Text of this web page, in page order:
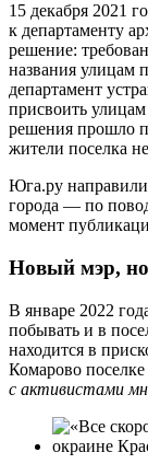
15 декабря 2021
к департаменту
решение:
названия улицам
департамент
присвоить
решения прошло
жители поселка
Юга.ру
города — по
момент
Новый мэр,
В январе 2022
побывать и в
находится в
Комарово
с активистами